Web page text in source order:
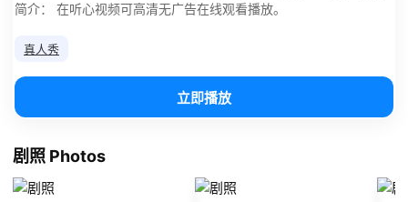
简介： 在听心视频可高清无广告在线观看播放。
真人秀
立即播放
剧照 Photos